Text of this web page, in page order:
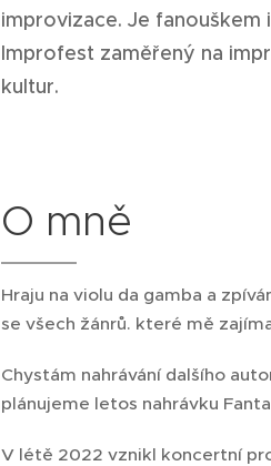
improvizace. Je
Improfest zaměřený na
kultur.
O mně
Hraju na violu da gamba a
se všech žánrů. které mě
Chystám nahrávání dalšího
plánujeme letos nahrávku
V létě 2022 vznikl koncertní